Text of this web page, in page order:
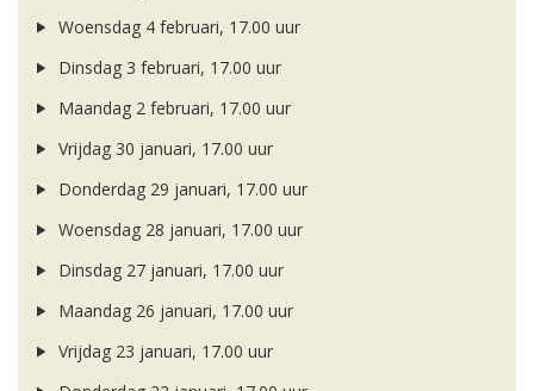
Woensdag 4 februari, 17.00 uur
Dinsdag 3 februari, 17.00 uur
Maandag 2 februari, 17.00 uur
Vrijdag 30 januari, 17.00 uur
Donderdag 29 januari, 17.00 uur
Woensdag 28 januari, 17.00 uur
Dinsdag 27 januari, 17.00 uur
Maandag 26 januari, 17.00 uur
Vrijdag 23 januari, 17.00 uur